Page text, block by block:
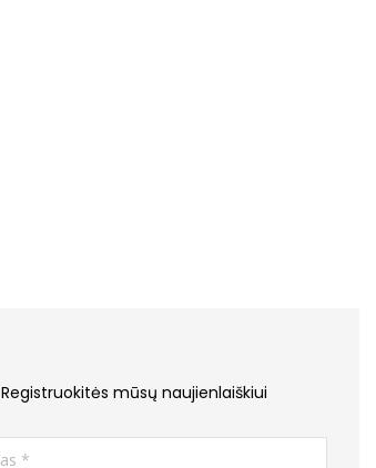
Registruokitės mūsų naujienlaiškiui